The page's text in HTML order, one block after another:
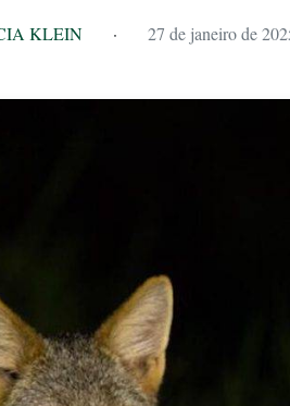
KLEIN · 27 de janeiro de